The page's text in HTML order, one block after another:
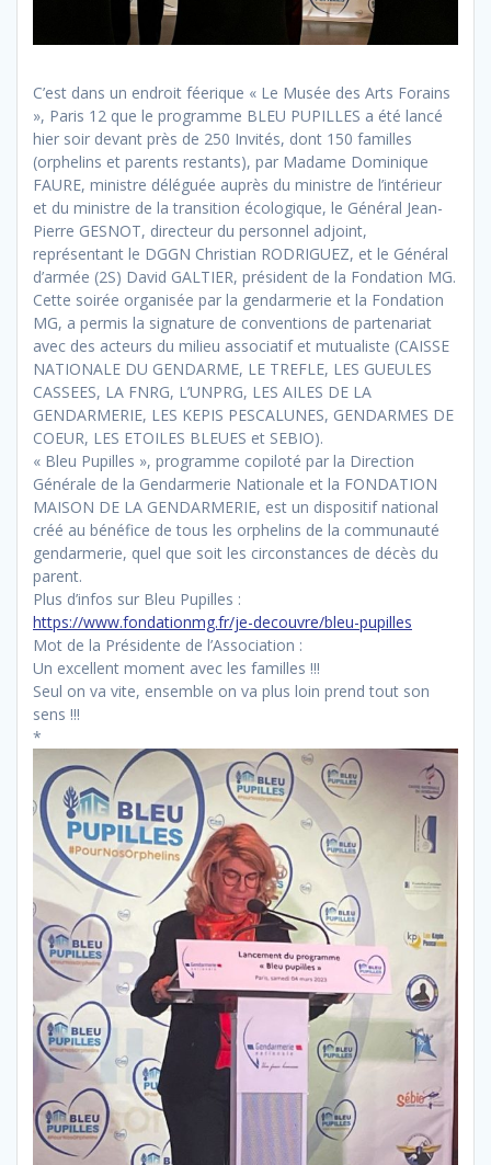
C’est dans un endroit féerique « Le Musée des Arts Forains
», Paris 12 que le programme BLEU PUPILLES a été lancé
hier soir devant près de 250 Invités, dont 150 familles
(orphelins et parents restants), par Madame Dominique
FAURE, ministre déléguée auprès du ministre de l’intérieur
et du ministre de la transition écologique, le Général Jean-
Pierre GESNOT, directeur du personnel adjoint,
représentant le DGGN Christian RODRIGUEZ, et le Général
d’armée (2S) David GALTIER, président de la Fondation MG.
Cette soirée organisée par la gendarmerie et la Fondation
MG, a permis la signature de conventions de partenariat
avec des acteurs du milieu associatif et mutualiste (CAISSE
NATIONALE DU GENDARME, LE TREFLE, LES GUEULES
CASSEES, LA FNRG, L’UNPRG, LES AILES DE LA
GENDARMERIE, LES KEPIS PESCALUNES, GENDARMES DE
COEUR, LES ETOILES BLEUES et SEBIO).
« Bleu Pupilles », programme copiloté par la Direction
Générale de la Gendarmerie Nationale et la FONDATION
MAISON DE LA GENDARMERIE, est un dispositif national
créé au bénéfice de tous les orphelins de la communauté
gendarmerie, quel que soit les circonstances de décès du
parent.
Plus d’infos sur Bleu Pupilles :
https://www.fondationmg.fr/je-decouvre/bleu-pupilles
Mot de la Présidente de l’Association :
Un excellent moment avec les familles !!!
Seul on va vite, ensemble on va plus loin prend tout son
sens !!!
*